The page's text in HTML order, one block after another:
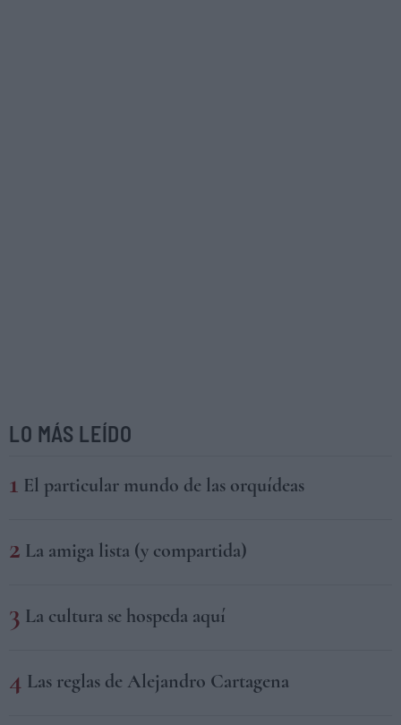
LO MÁS LEÍDO
El particular mundo de las orquídeas
La amiga lista (y compartida)
La cultura se hospeda aquí
Las reglas de Alejandro Cartagena